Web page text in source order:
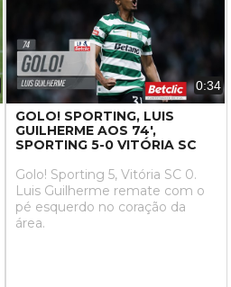
0:34
GOLO! SPORTING, LUIS
GUILHERME AOS 74',
SPORTING 5-0 VITÓRIA SC
Golo! Sporting 5, Vitória SC 0.
Luis Guilherme remate com o
pé esquerdo no coração da
área.